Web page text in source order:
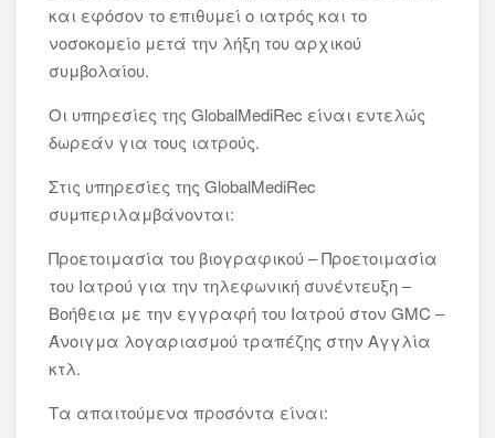
και εφόσον το επιθυμεί ο ιατρός και το
νοσοκομείο μετά την λήξη του αρχικού
συμβολαίου.
Οι υπηρεσίες της GlobalMediRec είναι εντελώς
δωρεάν για τους ιατρούς.
Στις υπηρεσίες της GlobalMediRec
συμπεριλαμβάνονται:
Προετοιμασία του βιογραφικού – Προετοιμασία
του Ιατρού για την τηλεφωνική συνέντευξη –
Βοήθεια με την εγγραφή του Ιατρού στον GMC –
Άνοιγμα λογαριασμού τραπέζης στην Αγγλία
κτλ.
Τα απαιτούμενα προσόντα είναι: